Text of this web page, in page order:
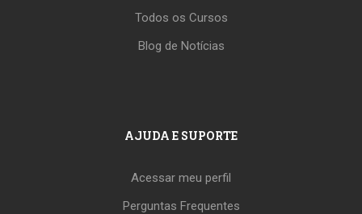
Todos os Cursos
Blog de Notícias
AJUDA E SUPORTE
Acessar meu perfil
Perguntas Frequentes